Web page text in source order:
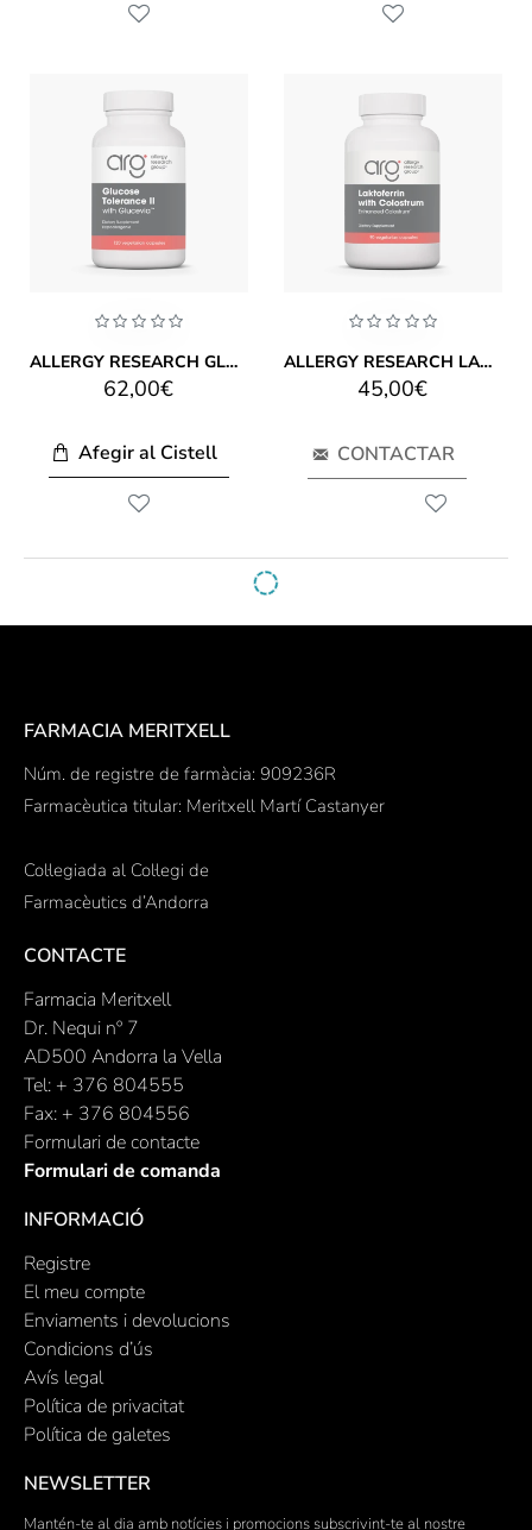
ALLERGY RESEARCH GLUCOSE TOLERANCE II 120 CAPS
62,00€
Afegir al Cistell
ALLERGY RESEARCH LAKTOFERRIN WITH COLOSTRUM 90 CAPS
45,00€
CONTACTAR
FARMACIA MERITXELL
Núm. de registre de farmàcia: 909236R
Farmacèutica titular: Meritxell Martí Castanyer
Col·legiada al Col·legi de
Farmacèutics d’Andorra
CONTACTE
Farmacia Meritxell
Dr. Nequi nº 7
AD500 Andorra la Vella
Tel: + 376 804555
Fax: + 376 804556
Formulari de contacte
Formulari de comanda
INFORMACIÓ
Registre
El meu compte
Enviaments i devolucions
Condicions d’ús
Avís legal
Política de privacitat
Política de galetes
NEWSLETTER
Mantén-te al dia amb notícies i promocions subscrivint-te al nostre